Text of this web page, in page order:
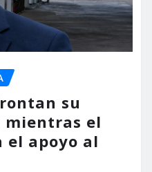
su
mientras el
el apoyo al